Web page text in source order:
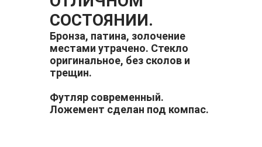
СОСТОЯНИИ.
Бронза, патина, золочение
местами утрачено. Стекло
оригинальное, без сколов и
трещин.
Футляр современный.
Ложемент сделан под компас.